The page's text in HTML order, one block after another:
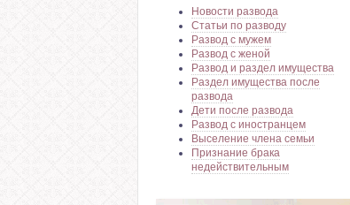
Новости развода
Статьи по разводу
Развод с мужем
Развод с женой
Развод и раздел имущества
Раздел имущества после
развода
Дети после развода
Развод с иностранцем
Выселение члена семьи
Признание брака
недействительным